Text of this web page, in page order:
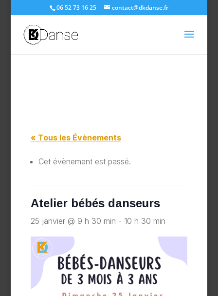
06 52 73 16 25 contact@dkdanse.fr
« Tous les Évènements
Cet évènement est passé.
Atelier bébés danseurs
25 janvier @ 9 h 30 min - 10 h 30 min